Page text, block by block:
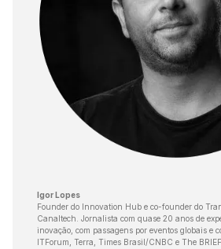
Igor Lopes
Founder do Innovation Hub e co-founder do
Canaltech. Jornalista com quase 20 anos de
inovação, com passagens por eventos globais e
ITForum, Terra, Times Brasil/CNBC e The